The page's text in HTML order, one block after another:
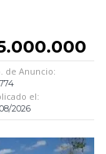
de Anuncio:
el:
2026